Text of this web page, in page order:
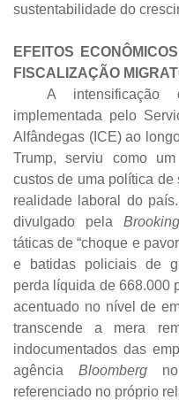
sustentabilidade do
EFEITOS
FISCALIZAÇÃO
A intensificação
implementada pelo
Alfândegas (ICE) ao
Trump, serviu como
custos de uma política
realidade laboral do
divulgado pela
táticas de “choque e
e batidas policiais de
perda líquida de 668.000
acentuado no nível de
transcende a mera
indocumentados das
agência Bloomberg no
referenciado no próprio